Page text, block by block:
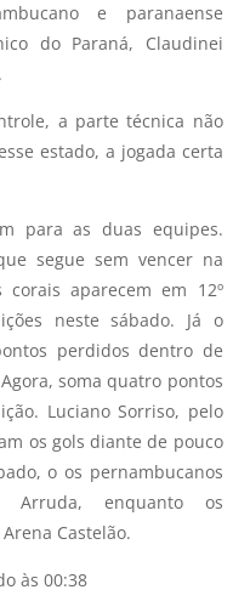
e paranaense
do Paraná, Claudinei
a parte técnica não
estado, a jogada certa
para as duas equipes.
segue sem vencer na
aparecem em 12º
neste sábado. Já o
perdidos dentro de
soma quatro pontos
Luciano Sorriso, pelo
os gols diante de pouco
o os pernambucanos
Arruda, enquanto os
Castelão.
às 00:38